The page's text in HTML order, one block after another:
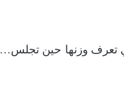
تعرف وزنها حين تجلس…